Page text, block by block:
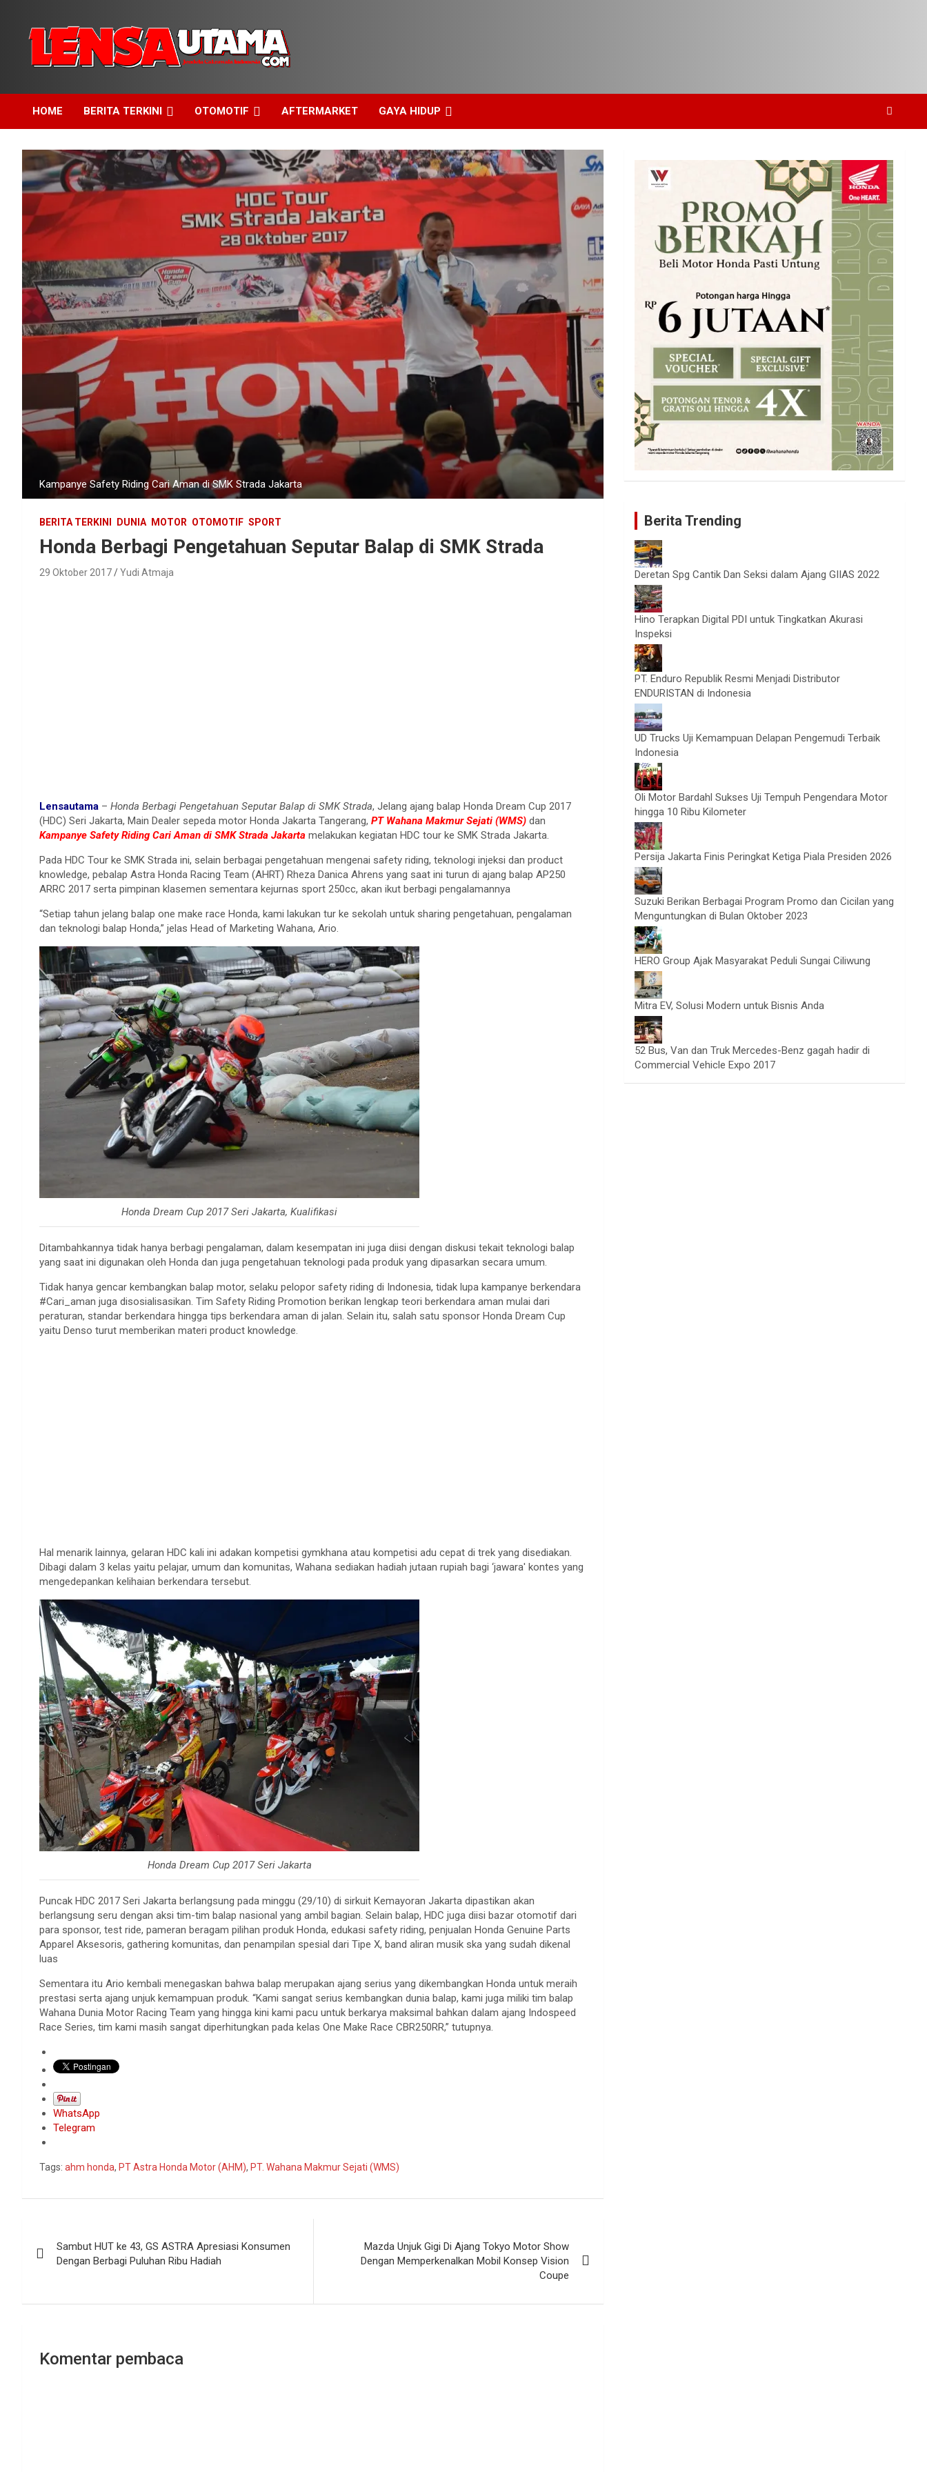
content
LensaUtama
HOME BERITA TERKINI OTOMOTIF AFTERMARKET GAYA HIDUP
Kampanye Safety Riding Cari Aman di SMK Strada Jakarta
BERITA TERKINI DUNIA MOTOR OTOMOTIF SPORT
Honda Berbagi Pengetahuan Seputar Balap di SMK Strada
29 Oktober 2017 Yudi Atmaja
Lensautama – Honda Berbagi Pengetahuan Seputar Balap di SMK Strada, Jelang ajang balap Honda Dream Cup 2017
(HDC) Seri Jakarta, Main Dealer sepeda motor Honda Jakarta Tangerang, PT Wahana Makmur Sejati (WMS) dan
Kampanye Safety Riding Cari Aman di SMK Strada Jakarta melakukan kegiatan HDC tour ke SMK Strada Jakarta.
Pada HDC Tour ke SMK Strada ini, selain berbagai pengetahuan mengenai safety riding, teknologi injeksi dan product
knowledge, pebalap Astra Honda Racing Team (AHRT) Rheza Danica Ahrens yang saat ini turun di ajang balap AP250
ARRC 2017 serta pimpinan klasemen sementara kejurnas sport 250cc, akan ikut berbagi pengalamannya
“Setiap tahun jelang balap one make race Honda, kami lakukan tur ke sekolah untuk sharing pengetahuan, pengalaman
dan teknologi balap Honda,” jelas Head of Marketing Wahana, Ario.
Honda Dream Cup 2017 Seri Jakarta, Kualifikasi
Ditambahkannya tidak hanya berbagi pengalaman, dalam kesempatan ini juga diisi dengan diskusi tekait teknologi balap
yang saat ini digunakan oleh Honda dan juga pengetahuan teknologi pada produk yang dipasarkan secara umum.
Tidak hanya gencar kembangkan balap motor, selaku pelopor safety riding di Indonesia, tidak lupa kampanye berkendara
#Cari_aman juga disosialisasikan. Tim Safety Riding Promotion berikan lengkap teori berkendara aman mulai dari
peraturan, standar berkendara hingga tips berkendara aman di jalan. Selain itu, salah satu sponsor Honda Dream Cup
yaitu Denso turut memberikan materi product knowledge.
Hal menarik lainnya, gelaran HDC kali ini adakan kompetisi gymkhana atau kompetisi adu cepat di trek yang disediakan.
Dibagi dalam 3 kelas yaitu pelajar, umum dan komunitas, Wahana sediakan hadiah jutaan rupiah bagi ‘jawara' kontes yang
mengedepankan kelihaian berkendara tersebut.
Honda Dream Cup 2017 Seri Jakarta
Puncak HDC 2017 Seri Jakarta berlangsung pada minggu (29/10) di sirkuit Kemayoran Jakarta dipastikan akan
berlangsung seru dengan aksi tim-tim balap nasional yang ambil bagian. Selain balap, HDC juga diisi bazar otomotif dari
para sponsor, test ride, pameran beragam pilihan produk Honda, edukasi safety riding, penjualan Honda Genuine Parts
Apparel Aksesoris, gathering komunitas, dan penampilan spesial dari Tipe X, band aliran musik ska yang sudah dikenal
luas
Sementara itu Ario kembali menegaskan bahwa balap merupakan ajang serius yang dikembangkan Honda untuk meraih
prestasi serta ajang unjuk kemampuan produk. “Kami sangat serius kembangkan dunia balap, kami juga miliki tim balap
Wahana Dunia Motor Racing Team yang hingga kini kami pacu untuk berkarya maksimal bahkan dalam ajang Indospeed
Race Series, tim kami masih sangat diperhitungkan pada kelas One Make Race CBR250RR,” tutupnya.
WhatsApp
Telegram
Tags: ahm honda, PT Astra Honda Motor (AHM), PT. Wahana Makmur Sejati (WMS)
pos
Sambut HUT ke 43, GS ASTRA Apresiasi Konsumen
Dengan Berbagi Puluhan Ribu Hadiah
Mazda Unjuk Gigi Di Ajang Tokyo Motor Show
Dengan Memperkenalkan Mobil Konsep Vision
Coupe
Komentar pembaca
Berita Trending
Deretan Spg Cantik Dan Seksi dalam Ajang GIIAS 2022
Hino Terapkan Digital PDI untuk Tingkatkan Akurasi
Inspeksi
PT. Enduro Republik Resmi Menjadi Distributor
ENDURISTAN di Indonesia
UD Trucks Uji Kemampuan Delapan Pengemudi Terbaik
Indonesia
Oli Motor Bardahl Sukses Uji Tempuh Pengendara Motor
hingga 10 Ribu Kilometer
Persija Jakarta Finis Peringkat Ketiga Piala Presiden 2026
Suzuki Berikan Berbagai Program Promo dan Cicilan yang
Menguntungkan di Bulan Oktober 2023
HERO Group Ajak Masyarakat Peduli Sungai Ciliwung
Mitra EV, Solusi Modern untuk Bisnis Anda
52 Bus, Van dan Truk Mercedes-Benz gagah hadir di
Commercial Vehicle Expo 2017